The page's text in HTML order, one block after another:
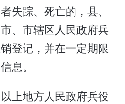
失踪、死亡的，县、
、市辖区人民政府兵
登记，并在一定期限
息。
上地方人民政府兵役